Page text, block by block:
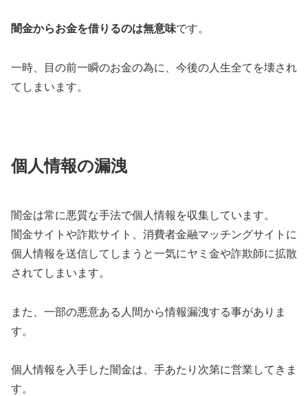
闇金からお金を借りるのは無意味です。
一時、目の前一瞬のお金の為に、今後の人生全てを壊され
てしまいます。
個人情報の漏洩
闇金は常に悪質な手法で個人情報を収集しています。
闇金サイトや詐欺サイト、消費者金融マッチングサイトに
個人情報を送信してしまうと一気にヤミ金や詐欺師に拡散
されてしまいます。
また、一部の悪意ある人間から情報漏洩する事がありま
す。
個人情報を入手した闇金は、手あたり次第に営業してきま
す。